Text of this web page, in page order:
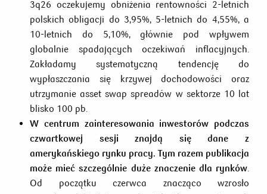
3q26 oczekujemy obniżenia rentowności 2-letnich
polskich obligacji do 3,95%, 5-letnich do 4,55%, a
10-letnich do 5,10%, głównie pod wpływem
globalnie spadających oczekiwań inflacyjnych.
Zakładamy systematyczną tendencję do
wypłaszczania się krzywej dochodowości oraz
utrzymanie asset swap spreadów w sektorze 10 lat
blisko 100 pb.
W centrum zainteresowania inwestorów podczas
czwartkowej sesji znajdą się dane z
amerykańskiego rynku pracy. Tym razem publikacja
może mieć szczególnie duże znaczenie dla rynków.
Od początku czerwca znacząco wzrosło